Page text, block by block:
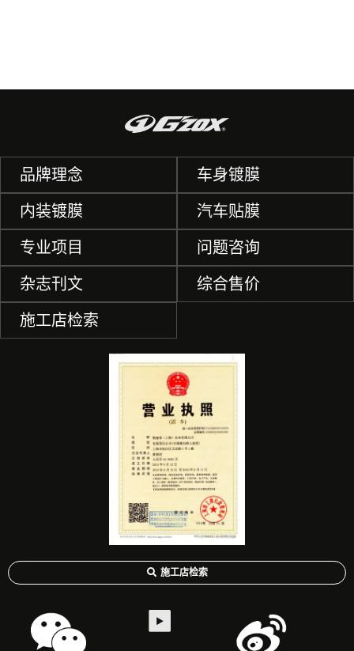
品牌理念
内装镀膜
专业项目
杂志刊文
施工店检索
车身镀膜
汽车贴膜
问题咨询
综合售价
施工店检索